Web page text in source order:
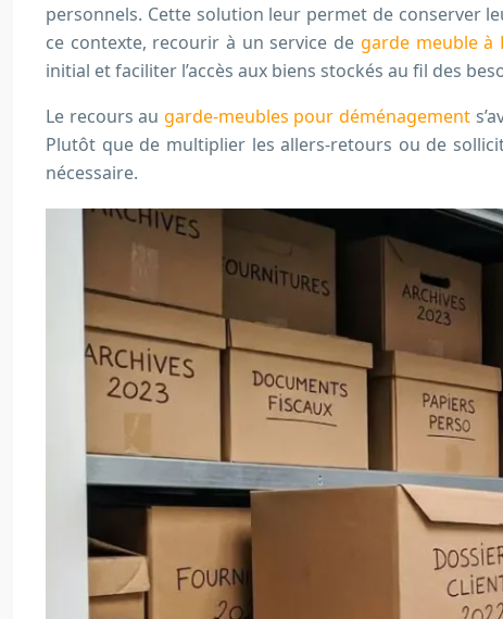
personnels. Cette solution leur permet de conserver
ce contexte, recourir à un service de garde meuble à
initial et faciliter l’accès aux biens stockés au fil des
Le recours au garde-meubles pour déménagement
Plutôt que de multiplier les allers-retours ou de
nécessaire.